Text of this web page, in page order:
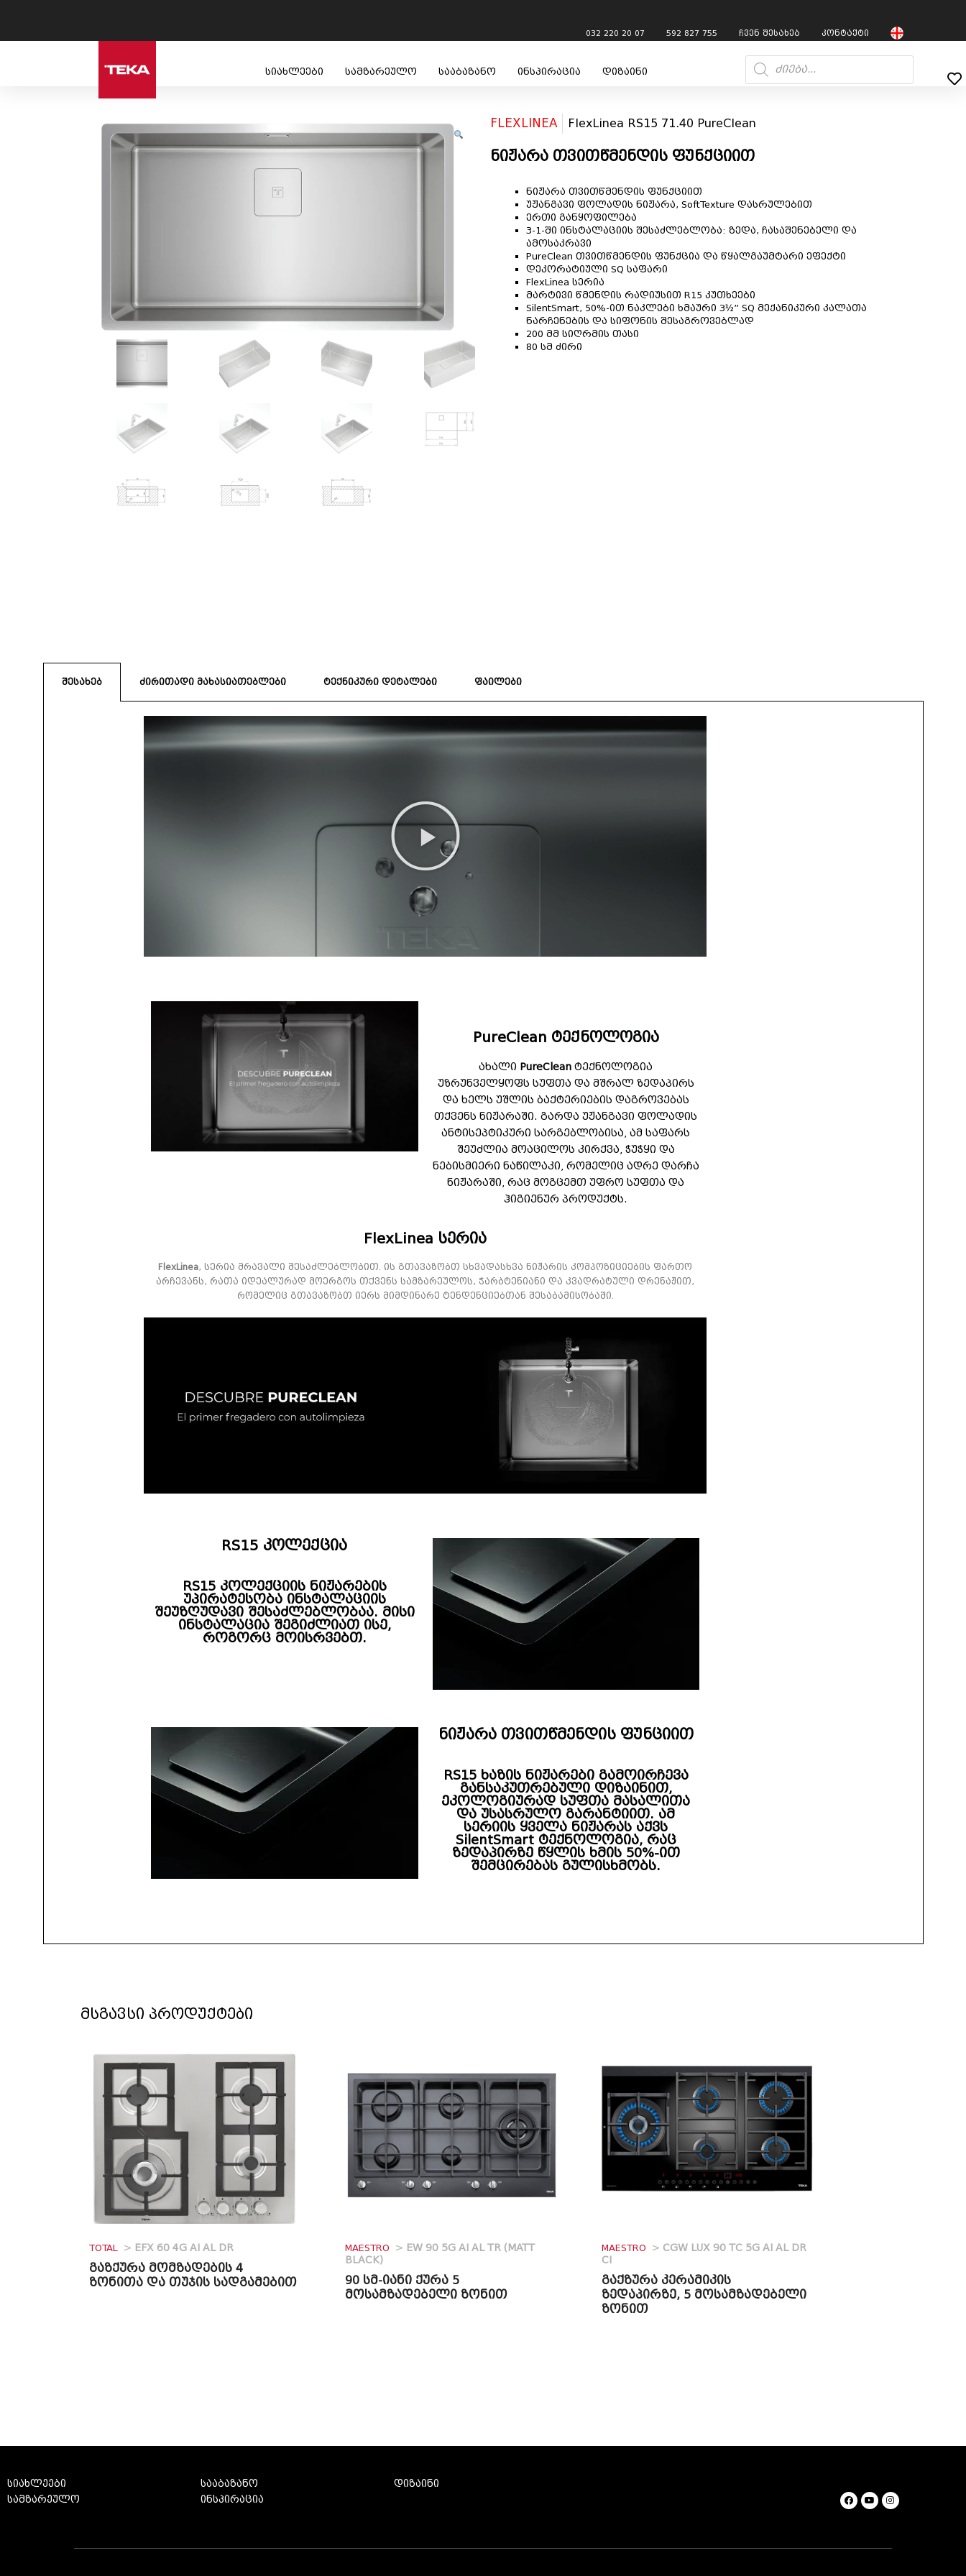
032 220 20 07 592 827 755 ჩვენ შესახებ კონტაქტი
სიახლეები სამზარეულო სააბაზანო ინსპირაცია დიზაინი
FLEXLINEA FlexLinea RS15 71.40 PureClean
ნიჟარა თვითწმენდის ფუნქციით
ნიჟარა თვითწმენდის ფუნქციით
უჟანგავი ფოლადის ნიჟარა, SoftTexture დასრულებით
ერთი განყოფილება
3-1-ში ინსტალაციის შესაძლებლობა: ზედა, ჩასაშენებელი და
ამოსაკრავი
PureClean თვითწმენდის ფუნქცია და წყალგაუმტარი ეფექტი
დეკორატიული SQ საფარი
FlexLinea სერია
მარტივი წმენდის რადიუსით R15 კუთხეები
SilentSmart, 50%-ით ნაკლები ხმაური 3½” SQ მექანიკური კალათა
ნარჩენების და სიფონის შესაგროვებლად
200 მმ სიღრმის თასი
80 სმ ძირი
შესახებ ძირითადი მახასიათებლები ტექნიკური დეტალები ფაილები
PureClean ტექნოლოგია
ახალი PureClean ტექნოლოგია
უზრუნველყოფს სუფთა და მშრალ ზედაპირს
და ხელს უშლის ბაქტერიების დაგროვებას
თქვენს ნიჟარაში. გარდა უჟანგავი ფოლადის
ანტისეპტიკური სარგებლობისა, ამ საფარს
შეუძლია მოაცილოს კირქვა, ჭუჭყი და
ნებისმიერი ნაწილაკი, რომელიც ადრე დარჩა
ნიჟარაში, რაც მოგცემთ უფრო სუფთა და
ჰიგიენურ პროდუქტს.
FlexLinea სერია
FlexLinea, სერია მრავალი შესაძლებლობით. ის გთავაზობთ სხვადასხვა ნიჟარის კომპოზიციების ფართო
არჩევანს, რათა იდეალურად მოერგოს თქვენს სამზარეულოს, ჭარბტენიანი და კვადრატული დრენაჟით,
რომელიც გთავაზობთ იერს მიმდინარე ტენდენციებთან შესაბამისობაში.
RS15 კოლექცია
RS15 კოლექციის ნიჟარების
უპირატესობა ინსტალაციის
შეუზღუდავი შესაძლებლობაა. მისი
ინსტალაცია შეგიძლიათ ისე,
როგორც მოისრვებთ.
ნიჟარა თვითწმენდის ფუნციით
RS15 ხაზის ნიჟარები გამოირჩევა
განსაკუთრებული დიზაინით,
ეკოლოგიურად სუფთა მასალითა
და უსასრულო გარანტიით. ამ
სერიის ყველა ნიჟარას აქვს
SilentSmart ტექნოლოგია, რაც
ზედაპირზე წყლის ხმის 50%-ით
შემცირებას გულისხმობს.
მსგავსი პროდუქტები
TOTAL > EFX 60 4G AI AL DR
გაზქურა მომზადების 4
ზონითა და თუჯის სადგამებით
MAESTRO > EW 90 5G AI AL TR (MATT
BLACK)
90 სმ-იანი ქურა 5
მოსამზადებელი ზონით
MAESTRO > CGW LUX 90 TC 5G AI AL DR
CI
გაქზურა კერამიკის
ზედაპირზე, 5 მოსამზადებელი
ზონით
სიახლეები
სამზარეულო
სააბაზანო
ინსპირაცია
დიზაინი